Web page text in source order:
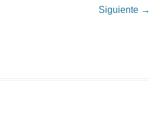
Siguiente →